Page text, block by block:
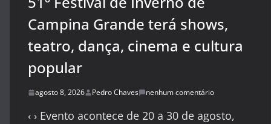
Campina Grande terá shows,
teatro, dança, cinema e cultura
popular
agosto 8, 2026 Pedro Chaves nenhum comentário
‹ › Evento acontece de 20 a 30 de agosto,